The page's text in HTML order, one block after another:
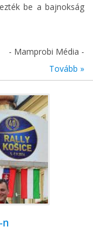
be a bajnokság
- Mamprobi Média -
Tovább »